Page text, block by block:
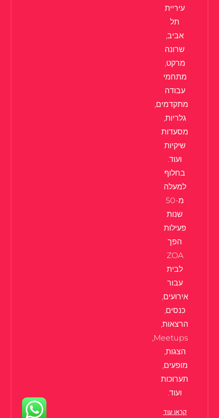
עיריית
תל
אביב,
שרונה
מרקט,
מתחמי
עבודה
מתקדמים,
גלריות,
מסעדות
שיקיות
ועוד.
בחלוף
למעלה
מ-50
שנות
פעילות
הפך
ZOA
לבית
עבור
אירועים,
כנסים,
הרצאות,
Meetups,
הצגות,
מופעים,
תערוכות
ועוד.
קראו עוד